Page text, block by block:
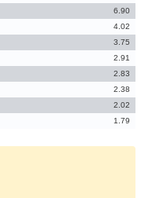
6.90
4.02
3.75
2.91
2.83
2.38
2.02
1.79